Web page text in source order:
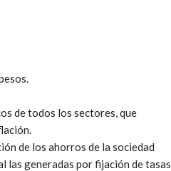
de todos los sectores, que
de los ahorros de la sociedad
las generadas por fijación de tasas